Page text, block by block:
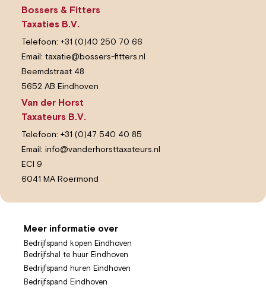
Bossers & Fitters
Taxaties B.V.
Telefoon: +31 (0)40 250 70 66
Email: taxatie@bossers-fitters.nl
Beemdstraat 48
5652 AB Eindhoven
Van der Horst
Taxateurs B.V.
Telefoon: +31 (0)47 540 40 85
Email: info@vanderhorsttaxateurs.nl
ECI 9
6041 MA Roermond
Meer informatie over
Bedrijfspand kopen Eindhoven
Bedrijfshal te huur Eindhoven
Bedrijfspand huren Eindhoven
Bedrijfspand Eindhoven